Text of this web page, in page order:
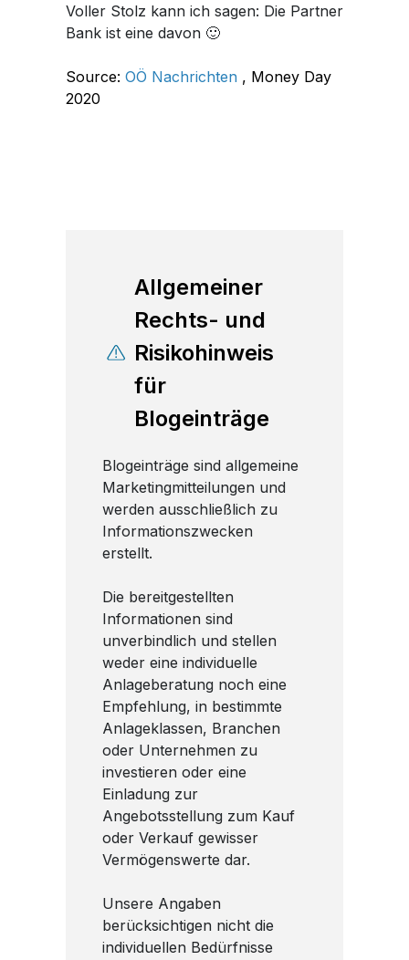
Voller Stolz kann ich sagen: Die Partner
Bank ist eine davon 🙂
Source: OÖ Nachrichten , Money Day
2020
Allgemeiner
Rechts- und
Risikohinweis
für
Blogeinträge
Blogeinträge sind allgemeine
Marketingmitteilungen und
werden ausschließlich zu
Informationszwecken
erstellt.
Die bereitgestellten
Informationen sind
unverbindlich und stellen
weder eine individuelle
Anlageberatung noch eine
Empfehlung, in bestimmte
Anlageklassen, Branchen
oder Unternehmen zu
investieren oder eine
Einladung zur
Angebotsstellung zum Kauf
oder Verkauf gewisser
Vermögenswerte dar.
Unsere Angaben
berücksichtigen nicht die
individuellen Bedürfnisse